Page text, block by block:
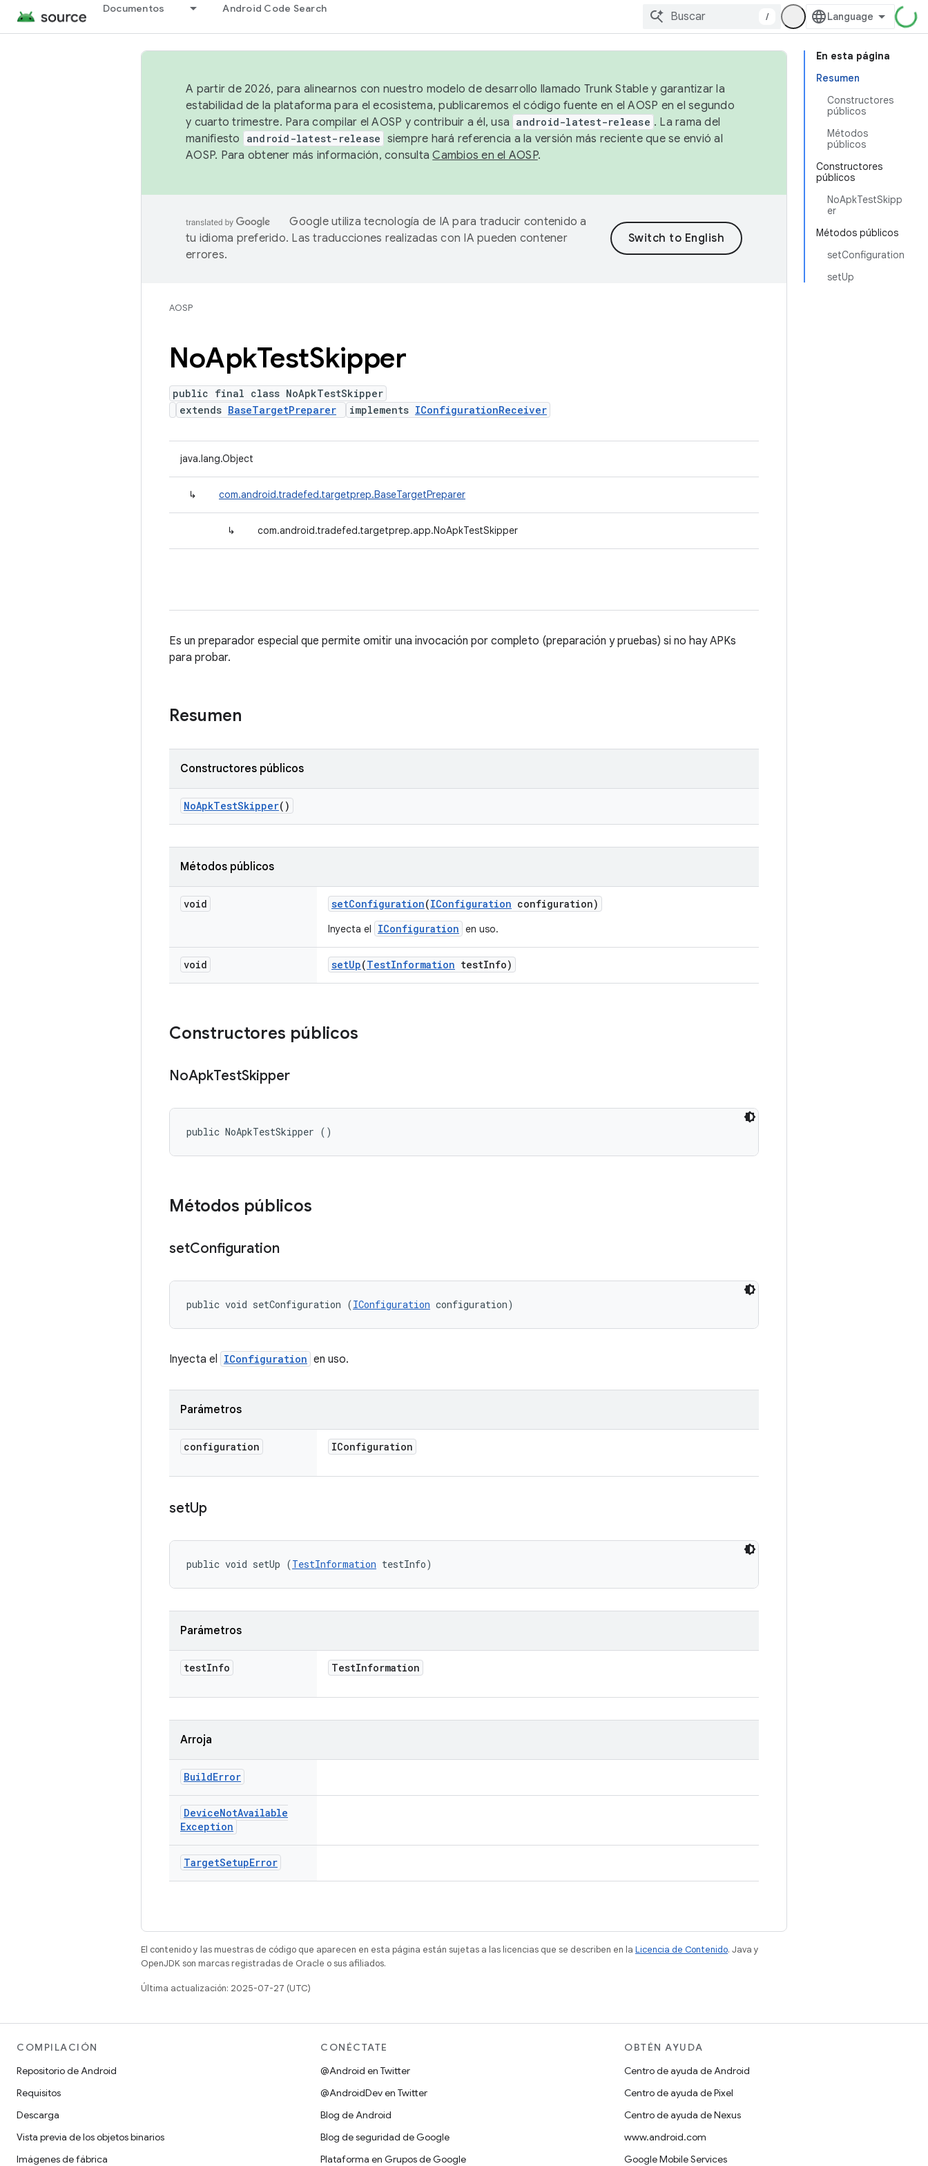
Documentos Android Code Search
/
En esta página
Resumen
Constructores
públicos
Métodos
públicos
Constructores
públicos
NoApkTestSkipp
er
Métodos públicos
setConfiguration
setUp
A partir de 2026, para alinearnos con nuestro modelo de desarrollo llamado Trunk Stable y garantizar la
estabilidad de la plataforma para el ecosistema, publicaremos el código fuente en el AOSP en el segundo
y cuarto trimestre. Para compilar el AOSP y contribuir a él, usa android-latest-release . La rama del
manifiesto
android-latest-release siempre hará referencia a la versión más reciente que se envió al
AOSP. Para obtener más información, consultaCambios en el AOSP.
Google utiliza tecnología de IA para traducir contenido a
tu idioma preferido. Las traducciones realizadas con IA pueden contener
errores.
AOSP
NoApkTestSkipper
public final class NoApkTestSkipper
extends BaseTargetPreparer implements IConfigurationReceiver
java.lang.Object
↳ com.android.tradefed.targetprep.BaseTargetPreparer
↳ com.android.tradefed.targetprep.app.NoApkTestSkipper
Es un preparador especial que permite omitir una invocación por completo (preparación y pruebas) si no hay APKs
para probar.
Resumen
Constructores públicos
NoApkTestSkipper()
Métodos públicos
void setConfiguration(IConfiguration configuration)
Inyecta el IConfiguration en uso.
void setUp(TestInformation testInfo)
Constructores públicos
NoApkTestSkipper
public NoApkTestSkipper ()
Métodos públicos
setConfiguration
public void setConfiguration (IConfiguration configuration)
Inyecta el IConfiguration en uso.
Parámetros
configuration IConfiguration
setUp
public void setUp (TestInformation testInfo)
Parámetros
testInfo TestInformation
Arroja
BuildError
DeviceNotAvailable
Exception
TargetSetupError
El contenido y las muestras de código que aparecen en esta página están sujetas a las licencias que se describen en la Licencia de Contenido. Java y
OpenJDK son marcas registradas de Oracle o sus afiliados.
Última actualización: 2025-07-27 (UTC)
COMPILACIÓN
Repositorio de Android
Requisitos
Descarga
Vista previa de los objetos binarios
Imágenes de fábrica
CONÉCTATE
@Android en Twitter
@AndroidDev en Twitter
Blog de Android
Blog de seguridad de Google
Plataforma en Grupos de Google
OBTÉN AYUDA
Centro de ayuda de Android
Centro de ayuda de Pixel
Centro de ayuda de Nexus
www.android.com
Google Mobile Services